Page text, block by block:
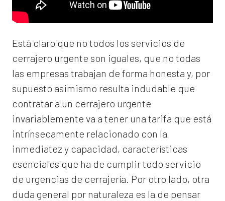
Está claro que no todos los servicios de
cerrajero urgente son iguales, que no todas
las empresas trabajan de forma honesta y, por
supuesto asimismo resulta indudable que
contratar a un cerrajero urgente
invariablemente va a tener una tarifa que está
intrínsecamente relacionado con la
inmediatez y capacidad, características
esenciales que ha de cumplir todo servicio
de urgencias de cerrajería. Por otro lado, otra
duda general por naturaleza es la de pensar